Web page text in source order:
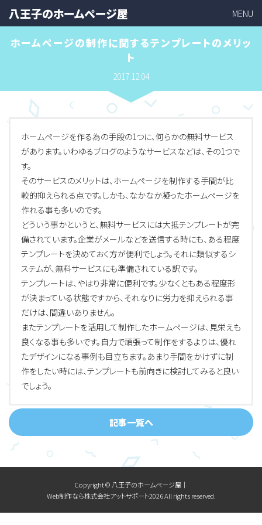
八王子のホームページ屋 MENU
ホームページの制作に関するテンプレートのメリッ
ト
2017.12.04
ホームページを作る為の手段の1つに、何らかの無料サービス
があります。いわゆるブログのようなサービスなどは、その1つで
す。
そのサービスのメリットは、ホームページを制作する手間が比
較的抑えられる点です。しかも、なかなか凝ったホームページを
作れる事も多いのです。
どういう事かというと、無料サービスには大抵テンプレートが完
備されています。企業がメールなどを送信する時にも、ある程度
テンプレートを決めておく方が便利でしょう。それに類似するシ
ステムが、無料サービスにも準備されている訳です。
テンプレートは、やはり非常に便利です。少なくともある程度形
が決まっている状態ですから、それなりに労力を抑えられる事
だけは、間違いありません。
またテンプレートを活用して制作したホームページは、見栄えも
良くなる事も多いです。自力で頑張って制作をするよりは、優れ
たデザインになる事例も目立ちます。あまり手間をかけずに制
作をしたい時には、テンプレートも前向きに検討してみると良い
でしょう。
記事一覧へ
Copyright © 八王子のホームページ屋│
Web制作なら株式会社アットサポート2026 All rights reserved.